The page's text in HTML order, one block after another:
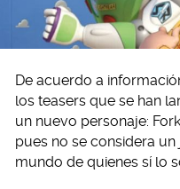
De acuerdo a
los teasers que se han
un nuevo personaje:
pues no se considera
mundo de quienes sí lo